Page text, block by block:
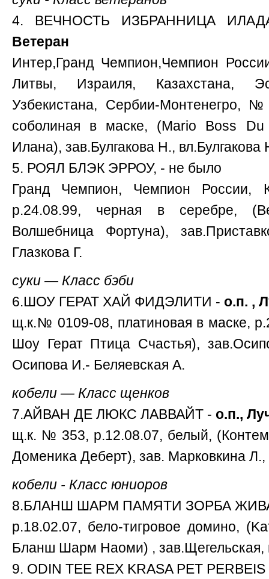
4. ВЕЧНОСТЬ ИЗБРАННИЦА
Ветеран
Интер,Гранд Чемпион,Чемпион
Литвы, Израиля, Казахстана,
Узбекистана, Сербии-Монтенегро,
соболиная в маске, (Mario Boss
Илана), зав.Булгакова Н., вл.Булгакова
5. РОЯЛ БЛЭК ЭРРОУ, - не было
Гранд Чемпион, Чемпион
р.24.08.99, черная в серебре,
Волшебница Фортуна),
Глазкова Г.
суки — Класс бэби
6.ШОУ ГЕРАТ ХАЙ ФИДЭЛИТИ - о.п. ,
щ.к.№ 0109-08, платиновая в маске,
Шоу Герат Птица Счастья),
Осипова И.- Беляевская А.
кобели — Класс щенков
7.АЙВАН ДЕ ЛЮКС ЛАВВАЙТ - о.п.,
щ.к. № 353, р.12.08.07, белый,
Доменика Деберт), зав. Марковкина
кобели - Класс юниоров
8.БЛАНШ ШАРМ ПАМЯТИ ЗОРБА
р.18.02.07, бело-тигровое домино,
Бланш Шарм Наоми) , зав.Щегельская,
9. ODIN TEE REX KRASA PET